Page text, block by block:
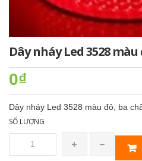
Dây nháy Led 3528
0₫
Dây nháy Led 3528 màu đỏ, ba
SỐ LƯỢNG